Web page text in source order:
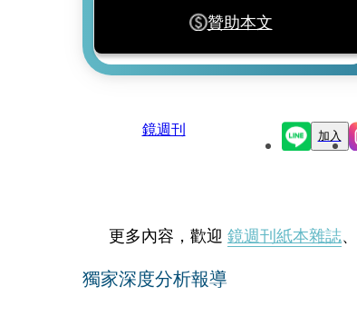
贊助本文
鏡週刊 加入
更多內容，歡迎 鏡週刊紙本雜誌、
獨家深度分析報導